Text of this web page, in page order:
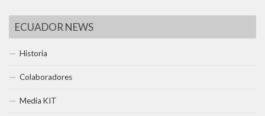
ECUADOR NEWS
Historia
Colaboradores
Media KIT